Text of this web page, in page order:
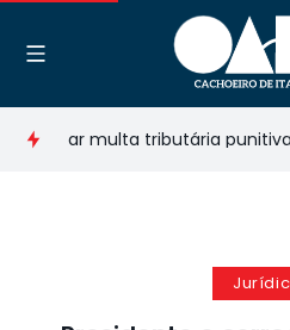
limitar multa tributária punitiva